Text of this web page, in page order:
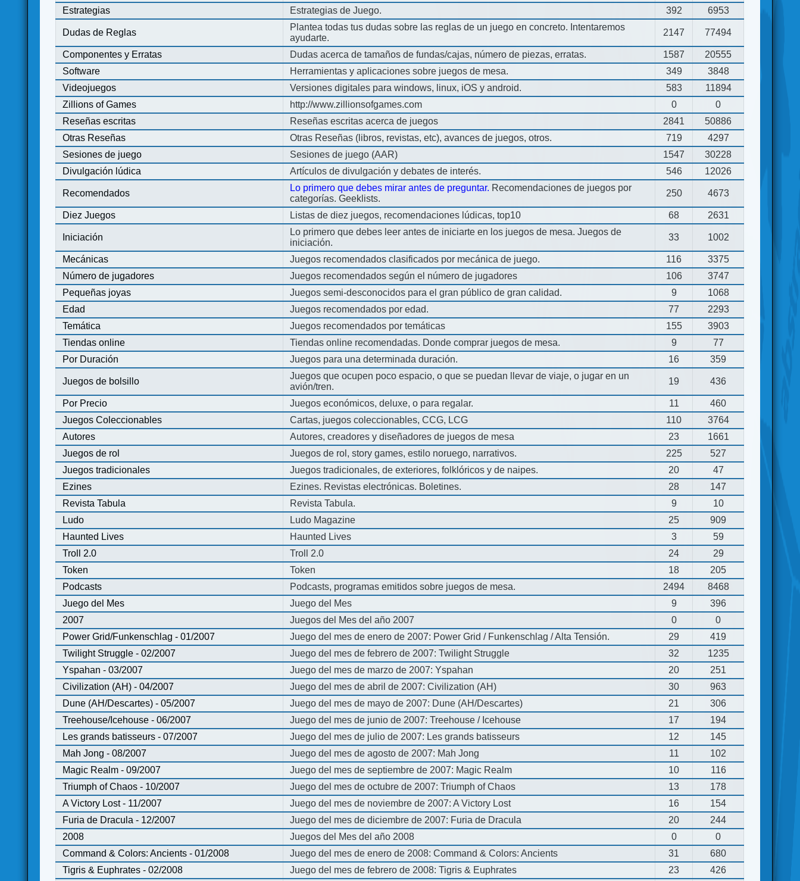
Estrategias
Estrategias de Juego. 392 6953
Dudas de Reglas
Plantea todas tus dudas sobre las reglas de un juego en concreto. Intentaremos
ayudarte.
2147 77494
Componentes y Erratas Dudas acerca de tamaños de fundas/cajas, número de piezas, erratas. 1587
20555
Software
Herramientas y aplicaciones sobre juegos de mesa. 349
3848
Videojuegos
Versiones digitales para windows, linux, iOS y android. 583
11894
Zillions of Games
http://www.zillionsofgames.com 0
0
Reseñas escritas
Reseñas escritas acerca de juegos 2841
50886
Otras Reseñas
Otras Reseñas (libros, revistas, etc), avances de juegos, otros. 719
4297
Sesiones de juego
Sesiones de juego (AAR) 1547
30228
Divulgación lúdica
Artículos de divulgación y debates de interés. 546 12026
Recomendados
Lo primero que debes mirar antes de preguntar. Recomendaciones de juegos por
categorías. Geeklists.
250 4673
Diez Juegos Listas de diez juegos, recomendaciones lúdicas, top10 68 2631
Iniciación
Lo primero que debes leer antes de iniciarte en los juegos de mesa. Juegos de
iniciación.
33 1002
Mecánicas Juegos recomendados clasificados por mecánica de juego. 116
3375
Número de jugadores
Juegos recomendados según el número de jugadores 106
3747
Pequeñas joyas
Juegos semi-desconocidos para el gran público de gran calidad. 9
1068
Edad
Juegos recomendados por edad. 77
2293
Temática
Juegos recomendados por temáticas 155
3903
Tiendas online
Tiendas online recomendadas. Donde comprar juegos de mesa. 9
77
Por Duración
Juegos para una determinada duración. 16 359
Juegos de bolsillo
Juegos que ocupen poco espacio, o que se puedan llevar de viaje, o jugar en un
avión/tren.
19 436
Por Precio Juegos económicos, deluxe, o para regalar. 11
460
Juegos Coleccionables
Cartas, juegos coleccionables, CCG, LCG 110
3764
Autores
Autores, creadores y diseñadores de juegos de mesa 23
1661
Juegos de rol
Juegos de rol, story games, estilo noruego, narrativos. 225
527
Juegos tradicionales
Juegos tradicionales, de exteriores, folklóricos y de naipes. 20
47
Ezines
Ezines. Revistas electrónicas. Boletines. 28
147
Revista Tabula
Revista Tabula. 9
10
Ludo
Ludo Magazine 25
909
Haunted Lives
Haunted Lives 3
59
Troll 2.0
Troll 2.0 24
29
Token
Token 18
205
Podcasts
Podcasts, programas emitidos sobre juegos de mesa. 2494
8468
Juego del Mes
Juego del Mes 9
396
2007
Juegos del Mes del año 2007 0
0
Power Grid/Funkenschlag - 01/2007
Juego del mes de enero de 2007: Power Grid / Funkenschlag / Alta Tensión. 29
419
Twilight Struggle - 02/2007
Juego del mes de febrero de 2007: Twilight Struggle 32
1235
Yspahan - 03/2007
Juego del mes de marzo de 2007: Yspahan 20
251
Civilization (AH) - 04/2007
Juego del mes de abril de 2007: Civilization (AH) 30
963
Dune (AH/Descartes) - 05/2007
Juego del mes de mayo de 2007: Dune (AH/Descartes) 21
306
Treehouse/Icehouse - 06/2007
Juego del mes de junio de 2007: Treehouse / Icehouse 17
194
Les grands batisseurs - 07/2007
Juego del mes de julio de 2007: Les grands batisseurs 12
145
Mah Jong - 08/2007
Juego del mes de agosto de 2007: Mah Jong 11
102
Magic Realm - 09/2007
Juego del mes de septiembre de 2007: Magic Realm 10
116
Triumph of Chaos - 10/2007
Juego del mes de octubre de 2007: Triumph of Chaos 13
178
A Victory Lost - 11/2007
Juego del mes de noviembre de 2007: A Victory Lost 16
154
Furia de Dracula - 12/2007
Juego del mes de diciembre de 2007: Furia de Dracula 20
244
2008
Juegos del Mes del año 2008 0
0
Command & Colors: Ancients - 01/2008
Juego del mes de enero de 2008: Command & Colors: Ancients 31
680
Tigris & Euphrates - 02/2008
Juego del mes de febrero de 2008: Tigris & Euphrates 23
426